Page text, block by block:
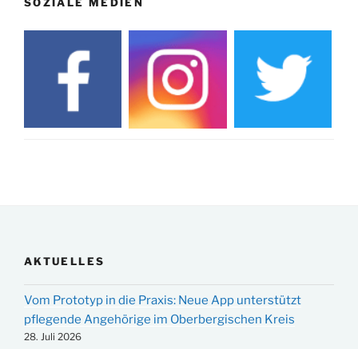
SOZIALE MEDIEN
AKTUELLES
Vom Prototyp in die Praxis: Neue App unterstützt
pflegende Angehörige im Oberbergischen Kreis
28. Juli 2026